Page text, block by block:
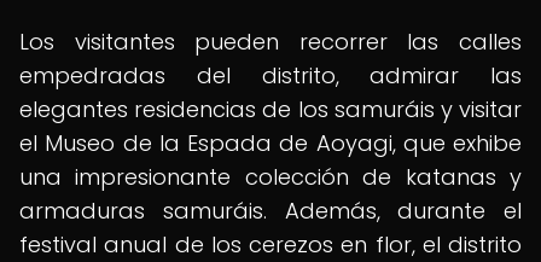
Los visitantes pueden recorrer las calles
empedradas del distrito, admirar las
elegantes residencias de los samuráis y visitar
el Museo de la Espada de Aoyagi, que exhibe
una impresionante colección de katanas y
armaduras samuráis. Además, durante el
festival anual de los cerezos en flor, el distrito